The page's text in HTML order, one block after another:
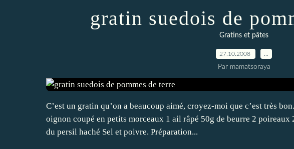
gratin suedois de
Gratins et pâtes
27.10.2008
Par mamatsoraya
C’est un gratin qu’on a beaucoup aimé, croyez-moi que c’est très
oignon coupé en petits morceaux 1 ail râpé 50g de beurre 2
du persil haché Sel et poivre. Préparation...